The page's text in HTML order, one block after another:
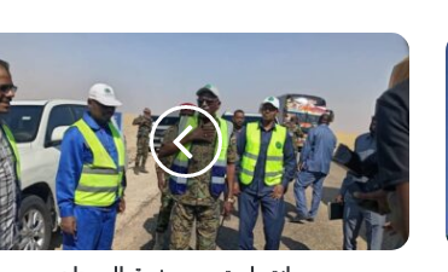
في شهرها التاسع!!
مسيرات وقصف تستهدف مدينة الدلنج
روايات مذهلة.. كيف يتم تغيير هوية الذهب
المهرب من السودان إلى الإمارات!!
صيانة
طريق
مهم
بشرق
السودان